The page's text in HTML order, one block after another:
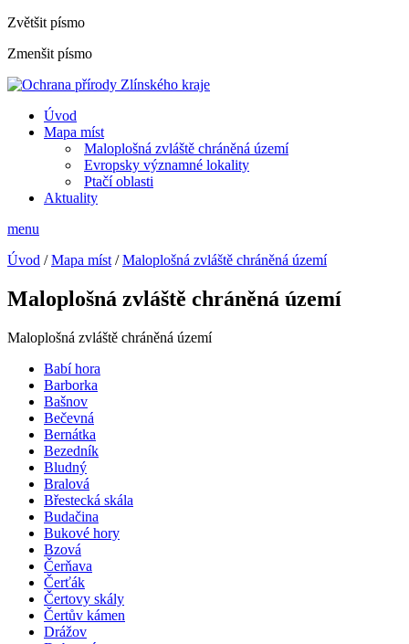
Zvětšit písmo
Zmenšit písmo
Úvod
Mapa míst
Maloplošná zvláště chráněná území
Evropsky významné lokality
Ptačí oblasti
Aktuality
menu
Úvod /Mapa míst /Maloplošná zvláště chráněná území
Maloplošná zvláště chráněná území
Maloplošná zvláště chráněná území
Babí hora
Barborka
Bašnov
Bečevná
Bernátka
Bezedník
Bludný
Bralová
Břestecká skála
Budačina
Bukové hory
Bzová
Čerňava
Čerťák
Čertovy skály
Čertův kámen
Drážov